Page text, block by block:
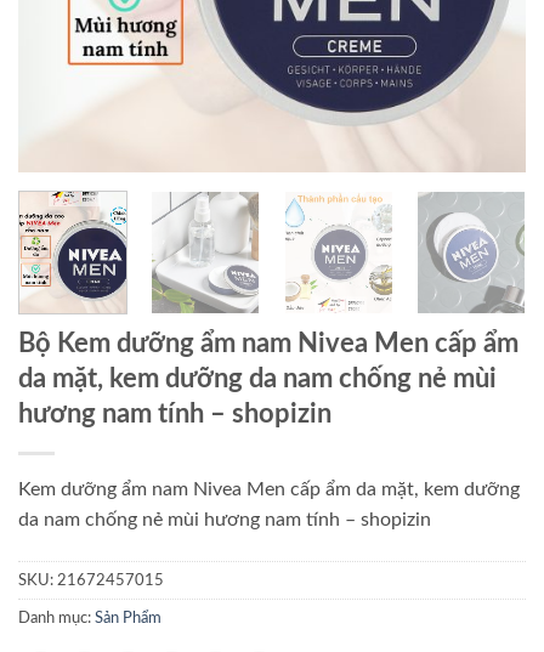
Bộ Kem dưỡng ẩm nam Nivea Men cấp ẩm
da mặt, kem dưỡng da nam chống nẻ mùi
hương nam tính – shopizin
Kem dưỡng ẩm nam Nivea Men cấp ẩm da mặt, kem dưỡng
da nam chống nẻ mùi hương nam tính – shopizin
SKU: 21672457015
Danh mục: Sản Phẩm